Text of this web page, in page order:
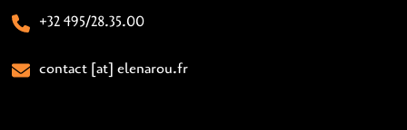
+32 495/28.35.00
contact [at] elenarou.fr